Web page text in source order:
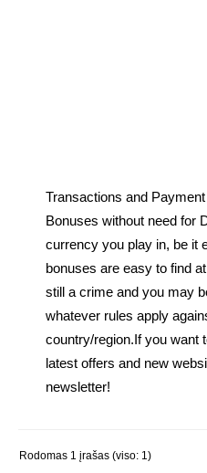
Transactions and
Bonuses without need for
currency you play in, be it
bonuses are easy to find
still a crime and you may
whatever rules apply
country/region.If you want
latest offers and new
newsletter!
Rodomas 1 įrašas (viso: 1)